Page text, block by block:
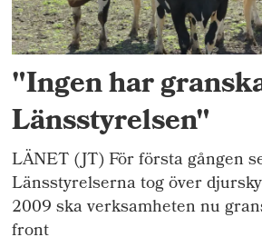
"Ingen har
Länsstyrelsen"
LÄNET (JT) För första gången
Länsstyrelserna tog över
2009 ska verksamheten nu
front